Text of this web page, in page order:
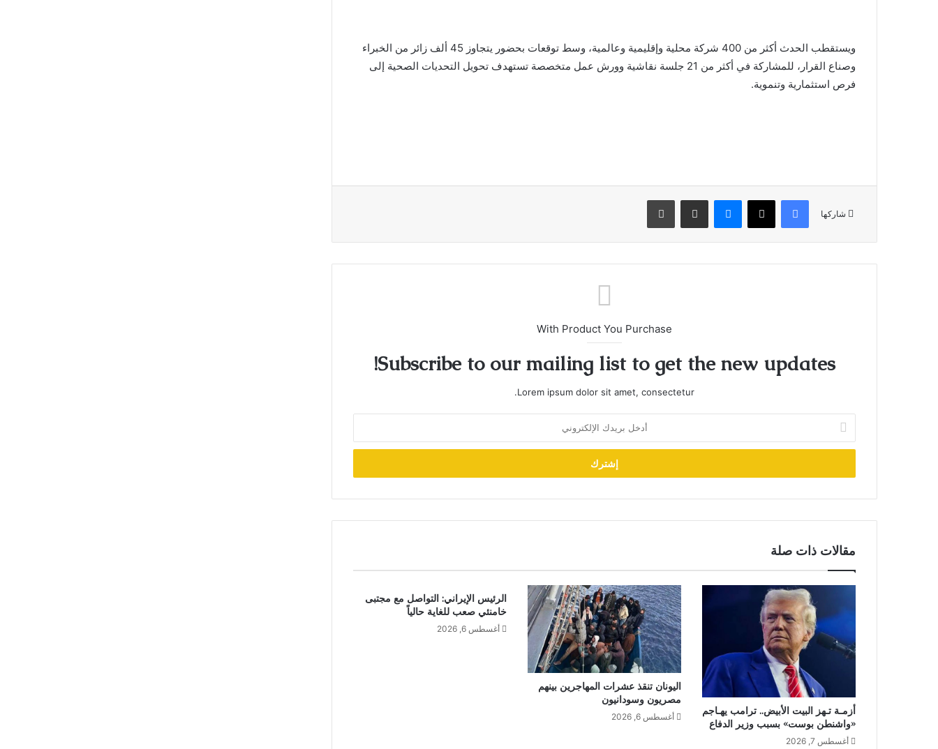
ويستقطب الحدث أكثر من 400 شركة محلية وإقليمية وعالمية، وسط توقعات بحضور يتجاوز 45 ألف زائر من الخبراء
وصناع القرار، للمشاركة في أكثر من 21 جلسة نقاشية وورش عمل متخصصة تستهدف تحويل التحديات الصحية إلى
فرص استثمارية وتنموية.
شاركها
فيسبوك X ماسنجر مشاركة عبر البريد طباعة
With Product You Purchase
Subscribe to our mailing list to get the new updates!
Lorem ipsum dolor sit amet, consectetur.
بريدك
الإلكتروني
مقالات ذات صلة
أزمـة تـهز البيت الأبيض.. ترامب يهـاجم
«واشنطن بوست» بسبب وزير الدفاع
أغسطس 7, 2026
اليونان تنقذ عشرات المهاجرين بينهم
مصريون وسودانيون
أغسطس 6, 2026
الرئيس الإيراني: التواصل مع مجتبى
خامنئي صعب للغاية حالياً
أغسطس 6, 2026